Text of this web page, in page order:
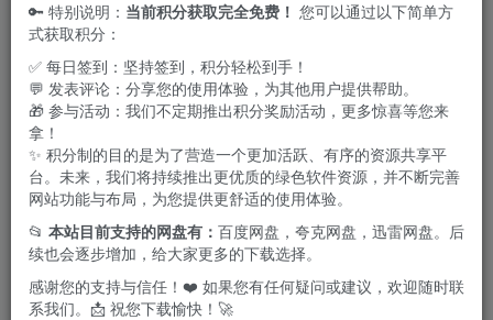
条。
🔑 特别说明： 当前积分获取完全免费！ 您可以通过以下简单方
式获取积分：
✅ 每日签到：坚持签到，积分轻松到手！
💬 发表评论：分享您的使用体验，为其他用户提供帮助。
🎁 参与活动：我们不定期推出积分奖励活动，更多惊喜等您来
拿！
✨ 积分制的目的是为了营造一个更加活跃、有序的资源共享平
台。未来，我们将持续推出更优质的绿色软件资源，并不断完善
网站功能与布局，为您提供更舒适的使用体验。
📂 本站目前支持的网盘有： 百度网盘，夸克网盘，迅雷网盘。后
续也会逐步增加，给大家更多的下载选择。
感谢您的支持与信任！❤️ 如果您有任何疑问或建议，欢迎随时联
系我们。📩 祝您下载愉快！🚀